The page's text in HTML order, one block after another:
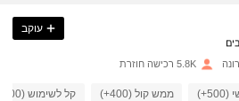
עוקב
5.8K רכישה חוזרת
ממש קול (400+) קל לשימוש (400+)